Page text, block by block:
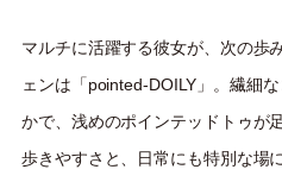
マルチに活躍する彼女が、次の歩
ェンは「pointed-DOILY」。繊細
かで、浅めのポインテッドトゥが
歩きやすさと、日常にも特別な場